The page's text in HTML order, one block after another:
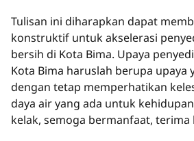
Tulisan ini diharapkan dapat
konstruktif untuk akselerasi
bersih di Kota Bima. Upaya
Kota Bima haruslah berupa upaya
dengan tetap memperhatikan
daya air yang ada untuk
kelak, semoga bermanfaat, terima